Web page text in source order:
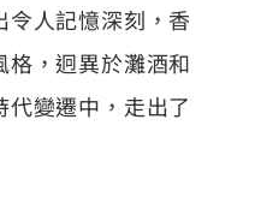
令人記憶深刻，香
格，迥異於灘酒和
變遷中，走出了